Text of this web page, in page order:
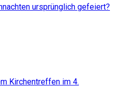
ursprünglich gefeiert?
Kirchentreffen im 4.